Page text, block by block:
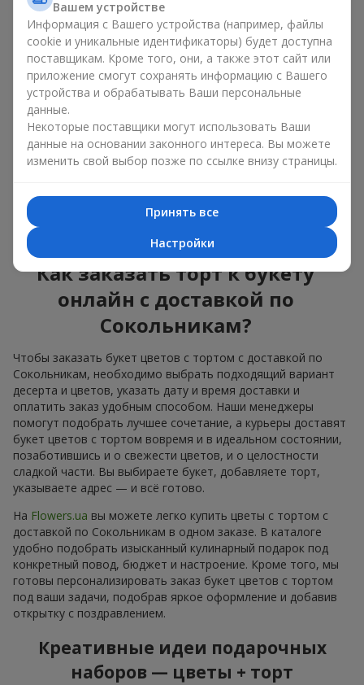
красота и вкус в одном
подарке
Торты с живыми цветами — это современное сочетание
флористики и гастрономической эстетики. Эксклюзивный
десерт в паре с
стильно и подчёркивает значимость события —дня
рождения ,рождения ребёнкаиликорпоратива.
В композиции букет цветов с тортом живые растения
завершает сладкий праздничный акцент. Такой десерт с
украшениями из любимых цветов отлично смотрится и на
праздничном столе, и на фотографиях.
Как заказать торт к букету
онлайн с доставкой по
Сокольникам?
Чтобы заказать букет цветов с тортом с доставкой по
Сокольникам, необходимо выбрать подходящий вариант
десерта и цветов, указать дату и время доставки и
оплатить заказ удобным способом. Наши менеджеры
помогут подобрать лучшее сочетание, а курьеры доставят
букет цветов с тортом вовремя и в идеальном состоянии,
позаботившись и о свежести цветов, и о целостности
сладкой части. Вы выбираете букет, добавляете торт,
указываете адрес — и всё готово.
На Flowers.ua вы можете легко купить цветы с тортом с
доставкой по Сокольникам в одном заказе. В каталоге
удобно подобрать изысканный кулинарный подарок под
конкретный повод, бюджет и настроение. Кроме того, мы
готовы персонализировать заказ букет цветов с тортом
под ваши задачи, подобрав яркое оформление и добавив
открытку с поздравлением.
Креативные идеи подарочных
наборов — цветы + торт
Вашем устройстве
Информация с Вашего устройства (например, файлы
cookie и уникальные идентификаторы) будет доступна
поставщикам. Кроме того, они, а также этот сайт или
приложение смогут сохранять информацию с Вашего
устройства и обрабатывать Ваши персональные
данные.
Некоторые поставщики могут использовать Ваши
данные на основании законного интереса. Вы можете
изменить свой выбор позже по ссылке внизу страницы.
Принять все
Настройки